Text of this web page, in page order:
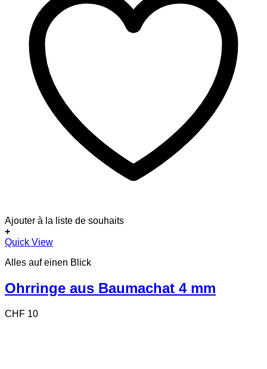
Ajouter à la liste de souhaits
+
Quick View
Alles auf einen Blick
Ohrringe aus Baumachat 4 mm
CHF 10